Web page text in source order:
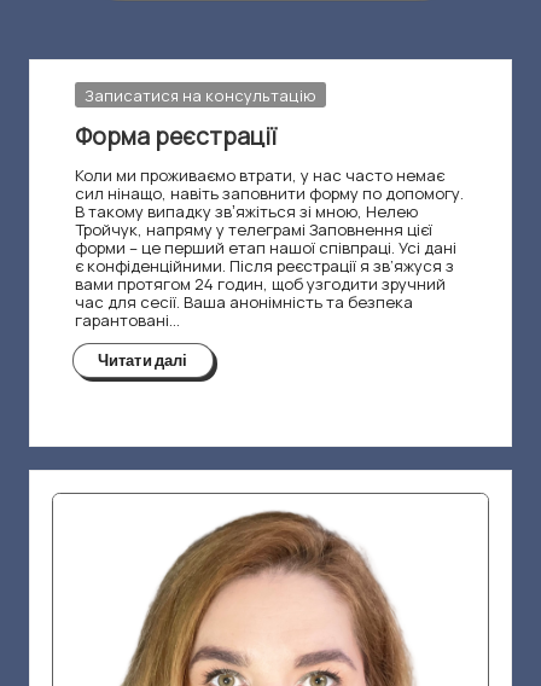
р
а
в
н
е
г
о
р
е
|
Н
Опубліковано
у
Записатися на консультацію
Форма реєстрації
Коли ми проживаємо втрати, у нас часто немає
сил нінащо, навіть заповнити форму по допомогу.
В такому випадку звʼяжіться зі мною, Нелею
Тройчук, напряму у телеграмі Заповнення цієї
форми – це перший етап нашої співпраці. Усі дані
є конфіденційними. Після реєстрації я зв’яжуся з
вами протягом 24 годин, щоб узгодити зручний
час для сесії. Ваша анонімність та безпека
гарантовані…
Читати далі